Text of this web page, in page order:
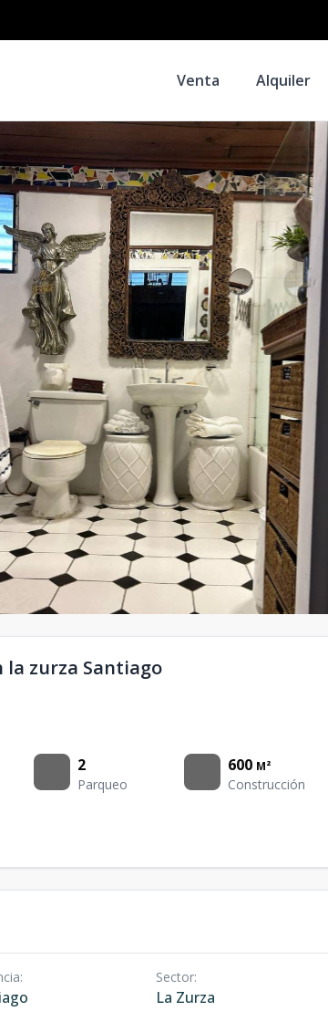
Venta Alquiler
la zurza Santiago
2
Parqueo
600 M²
Construcción
: Sector:
La Zurza